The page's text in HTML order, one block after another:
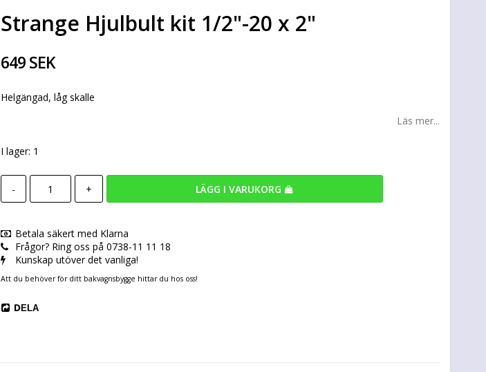
Strange Hjulbult kit 1/2"-20 x 2"
649 SEK
Helgängad, låg skalle
Läs mer...
I lager: 1
- + LÄGG I VARUKORG
Betala säkert med Klarna
Frågor? Ring oss på 0738-11 11 18
Kunskap utöver det vanliga!
Att du behöver för ditt bakvagnsbygge hittar du hos oss!
DELA